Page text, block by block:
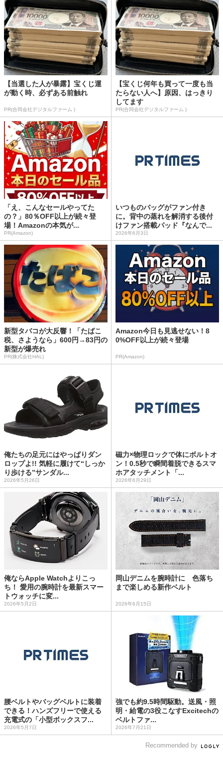
【当選した人が暴露】宝くじ運
が動く時、必ずある前触れ
PR(合同会社デジタルファーム )
【宝くじ何年も買って一度も当
たらない人へ】原因、はっきり
してます
PR(合同会社デジタルファーム )
「え、こんなセールやってた
の？」80％OFF以上が続々登
場！Amazonの本気が...
PR(Amazon)
いつものバッグがファン付き
に。背中の蒸れを解消する後付
けファン搭載パッド『なんで...
2026年6月3日
新型タバコが大反響！「たばこ
税、さようなら」600円→83円の
新型が爆売れ
PR(株式会社HAL)
Amazon今日も見逃せない！8
0%OFF以上が続々登場
PR(Amazon)
俺たちの足元にはやっぱりダン
ロップよ!! 気軽に履けて“しっか
り歩ける”サンダル...
2026年5月26日
磁力×物理ロックで体にボルトオ
ン！0.5秒で瞬間着脱できるスマ
ホアタッチメント「...
2026年6月29日
俺ならApple Watchよりこっ
ち！ 愛用の腕時計を最新スマー
トウォッチに変...
2026年5月2日
岡山デニムを腕時計に 色落ち
まで楽しめる新作ベルト
2026年6月15日
腰ベルトやバッグベルトに装着
できる！ハンズフリーで使える
充電式の「小型ボックスフ...
2026年5月7日
強でも約9.5時間駆動。送風・照
明・給電の3役こなすExcitechの
ベルトファ...
2026年7月21日
Recommended by